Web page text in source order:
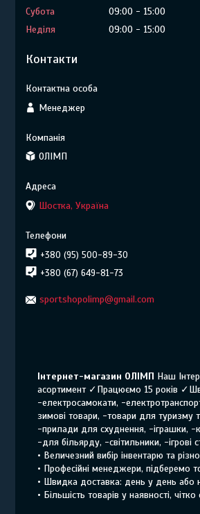
Субота
09:00
15:00
Неділя
09:00 15:00
Контакти
Менеджер
ОЛІМП
Шостка, Україна
+380 (95) 500-89-30
+380 (67) 649-81-73
sportshopolimp@gmail.com
Інтернет-магазин ОЛІМП Наш
асортимент ✓Працюємо 15 років
-електросамокати, -
зимові товари, -товари для туризму
-прилади для схуднення, -іграшки, -
-для більярду, -світильники, -ігрові
• Величезний вибір інвентарю та
• Професійні менеджери, підберемо
• Швидка доставка: день у день або
• Більшість товарів у наявності,